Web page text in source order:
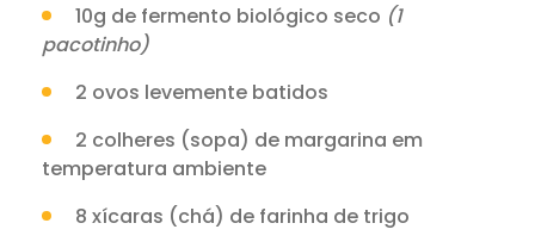
10g de fermento biológico seco (1
pacotinho)
2 ovos levemente batidos
2 colheres (sopa) de margarina em
temperatura ambiente
8 xícaras (chá) de farinha de trigo